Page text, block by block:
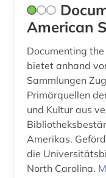
kanada (3)
karte (1)
katalog (1)
American
Documenting
bietet anhand
Sammlungen
Primärquellen
und Kultur aus
Amerikas.
die
North Carolina.